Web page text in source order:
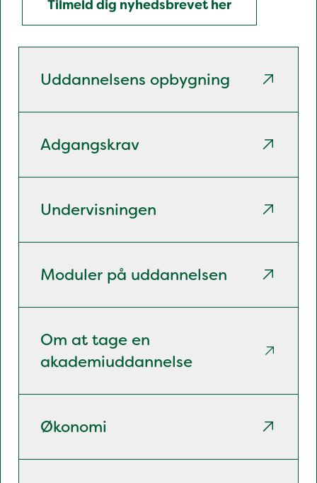
Tilmeld dig nyhedsbrevet her
Uddannelsens opbygning
Adgangskrav
Undervisningen
Moduler på uddannelsen
Om at tage en
akademiuddannelse
Økonomi